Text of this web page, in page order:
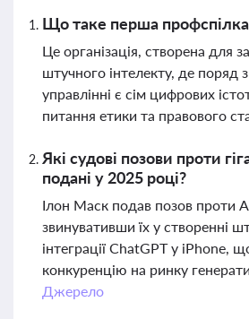
Що таке перша
Це організація, створена для
штучного інтелекту, де поряд
управлінні є сім цифрових
питання етики та правового
Які судові позови проти
подані у 2025 році?
Ілон Маск подав позов проти
звинувативши їх у створенні
інтеграції ChatGPT у
конкуренцію на ринку
Джерело